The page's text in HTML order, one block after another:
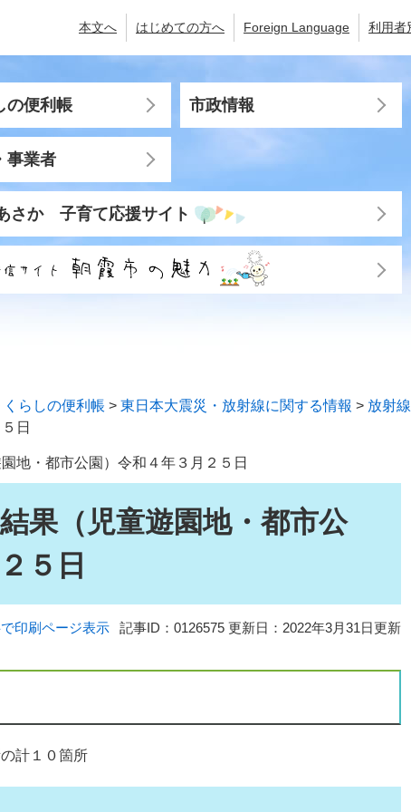
本文へ はじめての方へ Foreign Language 利用者
の便利帳 市政情報
事業者
さか 子育て応援サイト
くらしの便利帳 > 東日本大震災・放射線に関する情報 > 放射
日
地・都市公園）令和４年３月２５日
果（児童遊園地・都市公
５日
印刷ページ表示 記事ID：0126575 更新日：2022年3月31日更新
計１０箇所